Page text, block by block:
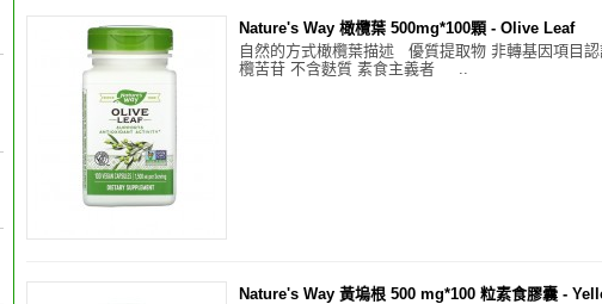
Nature's Way 橄欖葉 500mg*100顆 - Olive Leaf
自然的方式橄欖葉描述 優質提取物 非轉基因項目
欖苦苷 不含麩質 素食主義者 ..
Nature's Way 黃塢根 500 mg*100 粒素食膠囊 -